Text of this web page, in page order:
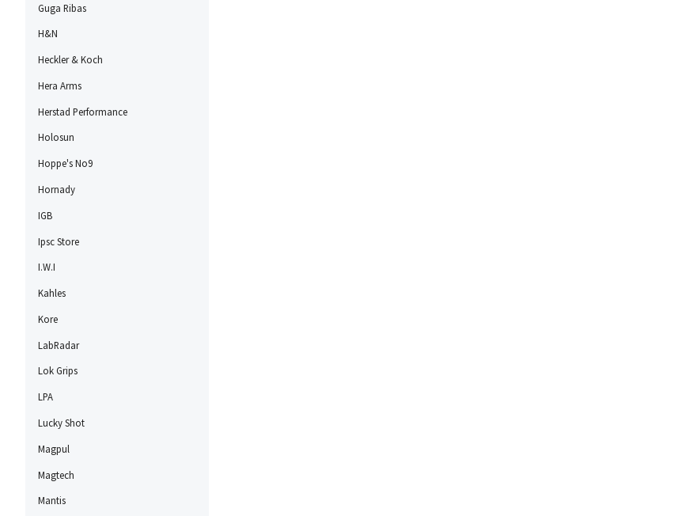
Guga Ribas
H&N
Heckler & Koch
Hera Arms
Herstad Performance
Holosun
Hoppe's No9
Hornady
IGB
Ipsc Store
I.W.I
Kahles
Kore
LabRadar
Lok Grips
LPA
Lucky Shot
Magpul
Magtech
Mantis